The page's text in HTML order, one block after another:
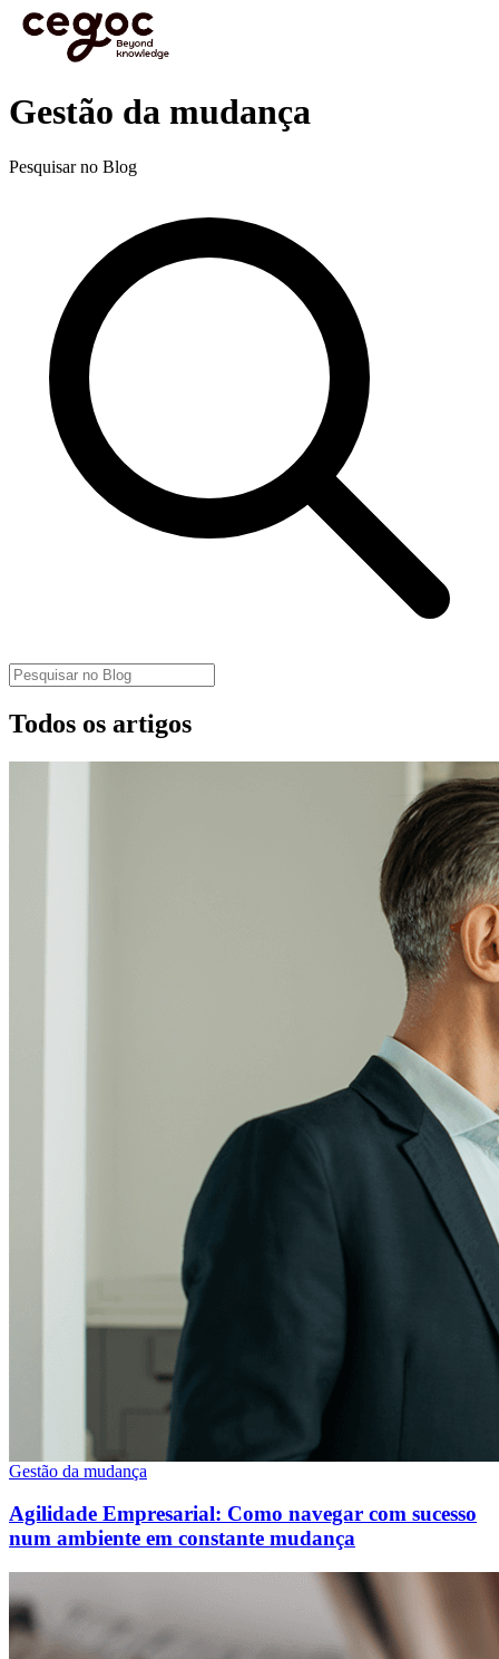
Skip to main content
Está aqui:Home > Recursos
Gestão da mudança
Pesquisar no Blog
Todos os artigos
Gestão da mudança
Agilidade Empresarial: Como navegar com sucesso
num ambiente em constante mudança